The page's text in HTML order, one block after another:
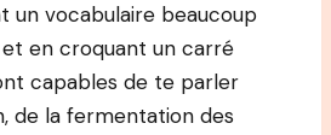
un vocabulaire beaucoup
en croquant un carré
capables de te parler
de la fermentation des